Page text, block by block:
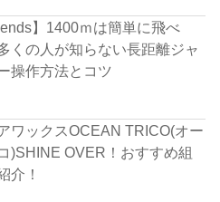
】1400ｍは簡単に飛べ
くの人が知らない長距離ジャ
操作方法とコツ
ワックスOCEAN TRICO(オー
)SHINE OVER！おすすめ組
介！